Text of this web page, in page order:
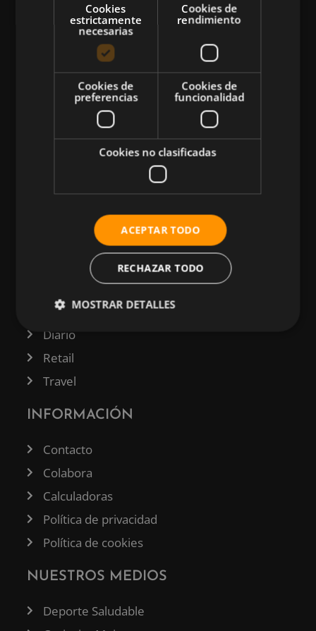
CATEGORÍAS
Atletismo
Musculación
Más Deportes
Tecnología
Diario
Retail
Travel
INFORMACIÓN
Contacto
Colabora
Calculadoras
Política de privacidad
Política de cookies
NUESTROS MEDIOS
Deporte Saludable
Cookies
estrictamente
necesarias
Cookies de
rendimiento
Cookies de
preferencias
Cookies de
funcionalidad
Cookies no clasificadas
ACEPTAR TODO
RECHAZAR TODO
MOSTRAR DETALLES